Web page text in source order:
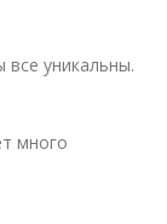
уникальны.
много